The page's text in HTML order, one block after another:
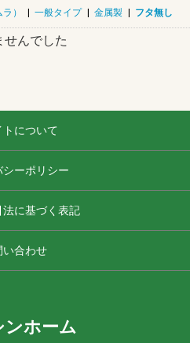
） | 一般タイプ | 金属製 | フタ無し
せんでした
トについて
シーポリシー
法に基づく表記
い合わせ
ンホーム